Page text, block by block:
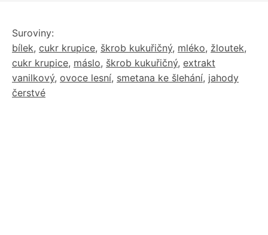
Suroviny:
bílek, cukr krupice, škrob kukuřičný, mléko, žloutek,
cukr krupice, máslo, škrob kukuřičný, extrakt
vanilkový, ovoce lesní, smetana ke šlehání, jahody
čerstvé